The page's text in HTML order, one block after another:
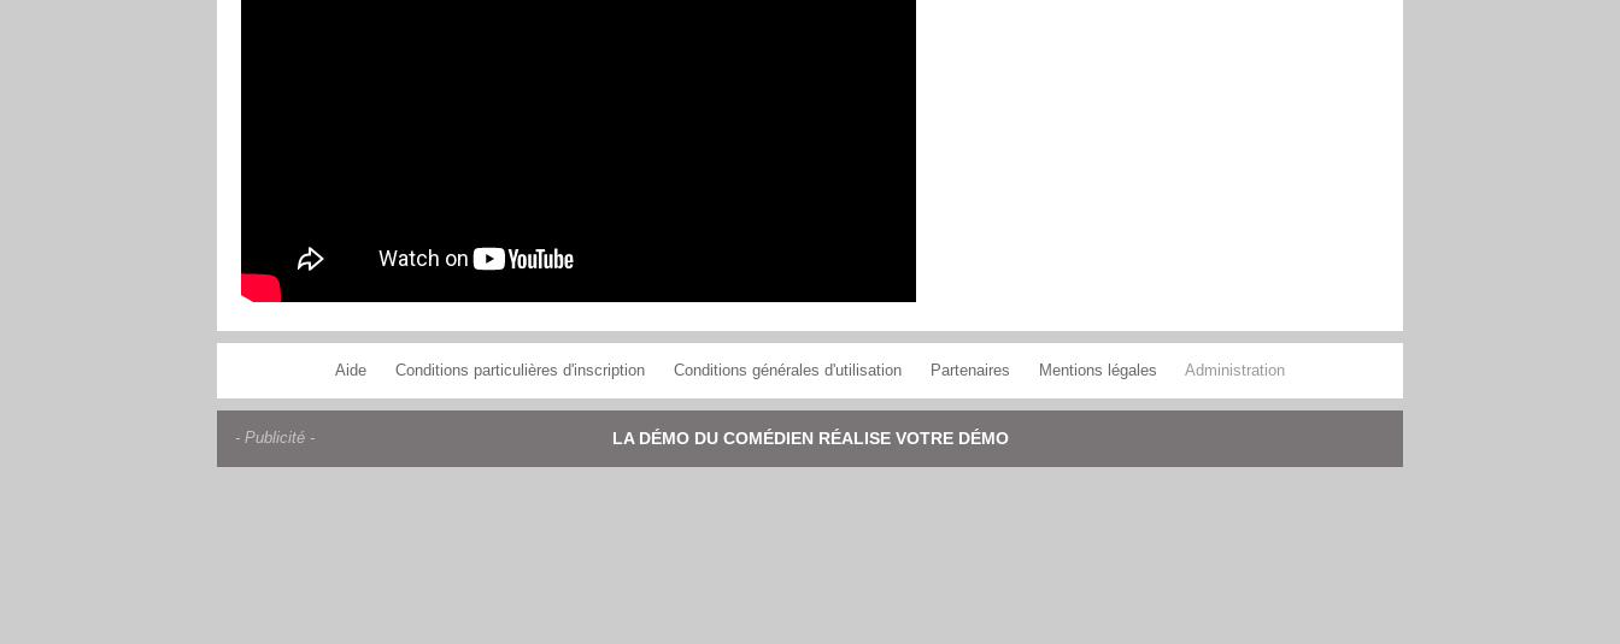
Aide Conditions particulières d'inscription Conditions générales d'utilisation Partenaires Mentions légales Administration
LA DÉMO DU COMÉDIEN RÉALISE VOTRE DÉMO
- Publicité -